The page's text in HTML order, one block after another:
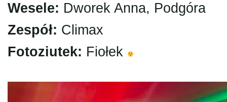
Wesele: Dworek Anna, Podgóra
Zespół: Climax
Fotoziutek: Fiołek